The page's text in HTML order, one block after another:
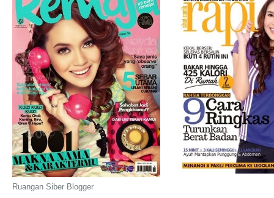
Ruangan Siber Blogger